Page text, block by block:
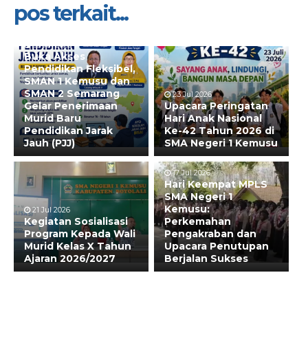
pos terkait...
28 Jul 2026
Buka Akses
Pendidikan Fleksibel,
SMAN 1 Kemusu dan
SMAN 2 Semarang
Gelar Penerimaan
Murid Baru
Pendidikan Jarak
Jauh (PJJ)
23 Jul 2026
Upacara Peringatan
Hari Anak Nasional
Ke-42 Tahun 2026 di
SMA Negeri 1 Kemusu
21 Jul 2026
Kegiatan Sosialisasi
Program Kepada Wali
Murid Kelas X Tahun
Ajaran 2026/2027
17 Jul 2026
Hari Keempat MPLS
SMA Negeri 1
Kemusu:
Perkemahan
Pengakraban dan
Upacara Penutupan
Berjalan Sukses